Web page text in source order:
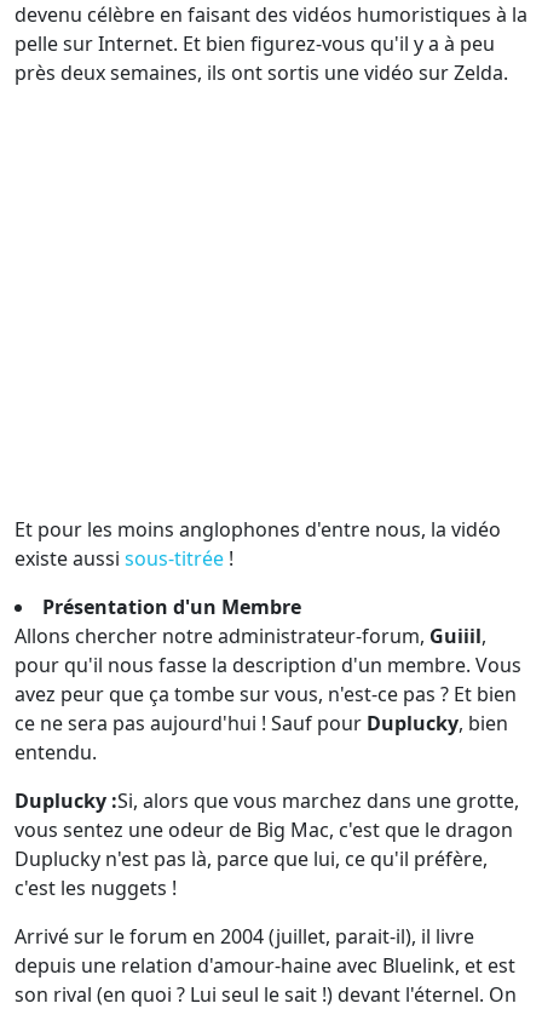
devenu célèbre en faisant des vidéos humoristiques à la
pelle sur Internet. Et bien figurez-vous qu'il y a à peu
près deux semaines, ils ont sortis une vidéo sur Zelda.
Et pour les moins anglophones d'entre nous, la vidéo
existe aussi sous-titrée !
Présentation d'un Membre
Allons chercher notre administrateur-forum, Guiiil,
pour qu'il nous fasse la description d'un membre. Vous
avez peur que ça tombe sur vous, n'est-ce pas ? Et bien
ce ne sera pas aujourd'hui ! Sauf pour Duplucky, bien
entendu.
Duplucky :Si, alors que vous marchez dans une grotte,
vous sentez une odeur de Big Mac, c'est que le dragon
Duplucky n'est pas là, parce que lui, ce qu'il préfère,
c'est les nuggets !
Arrivé sur le forum en 2004 (juillet, parait-il), il livre
depuis une relation d'amour-haine avec Bluelink, et est
son rival (en quoi ? Lui seul le sait !) devant l'éternel. On